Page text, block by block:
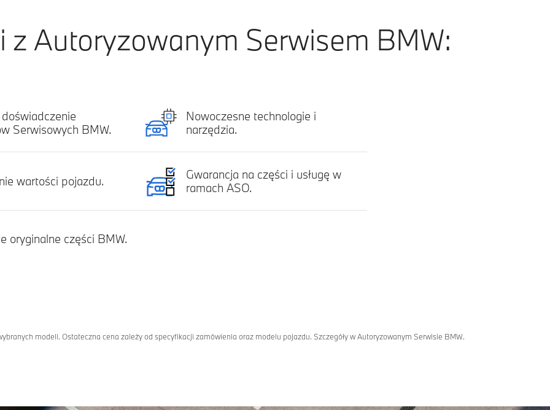
z Autoryzowanym Serwisem BMW:
Serwisowych BMW.
Nowoczesne technologie i
narzędzia.
wartości pojazdu.
Gwarancja na części i usługę w
ramach ASO.
oryginalne części BMW.
modeli. Ostateczna cena zależy od specyfikacji zamówienia oraz modelu pojazdu. Szczegóły w Autoryzowanym Serwisie BMW.